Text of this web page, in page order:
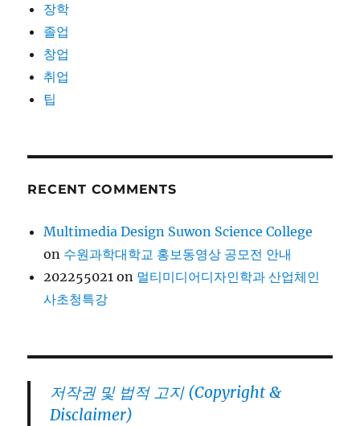
장학
졸업
창업
취업
팁
RECENT COMMENTS
Multimedia Design Suwon Science College
on 수원과학대학교 홍보동영상 공모전 안내
202255021 on 멀티미디어디자인학과 산업체인
사초청특강
저작권 및 법적 고지 (Copyright &
Disclaimer)